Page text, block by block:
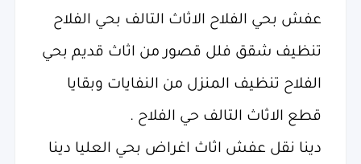
عفش بحي الفلاح الاثاث التالف بحي الفلاح
تنظيف شقق فلل قصور من اثاث قديم بحي
الفلاح تنظيف المنزل من النفايات وبقايا
قطع الاثاث التالف حي الفلاح .
دينا نقل عفش اثاث اغراض بحي العليا دينا